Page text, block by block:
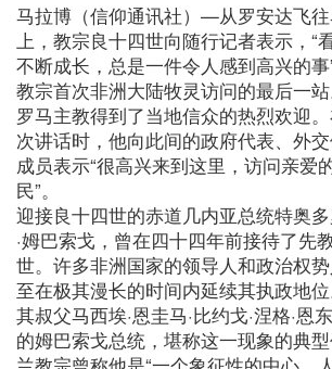
马拉博（信仰通讯社）—从罗安达飞
上，教宗良十四世向随行记者表示，“
不断成长，总是一件令人感到高兴的
教宗首次非洲大陆牧灵访问的最后一站
罗马主教得到了当地信众的热烈欢迎
次讲话时，他向此间的政府代表、外
成员表示“很高兴来到这里，访问亲爱
民”。
迎接良十四世的赤道几内亚总统特奥多
·姆巴索戈，曾在四十四年前接待了先
世。许多非洲国家的领导人和政治权
至在极其漫长的时间内延续其执政地
其叔父马西埃·恩圭马·比约戈·涅格·恩
的姆巴索戈总统，堪称这一现象的典